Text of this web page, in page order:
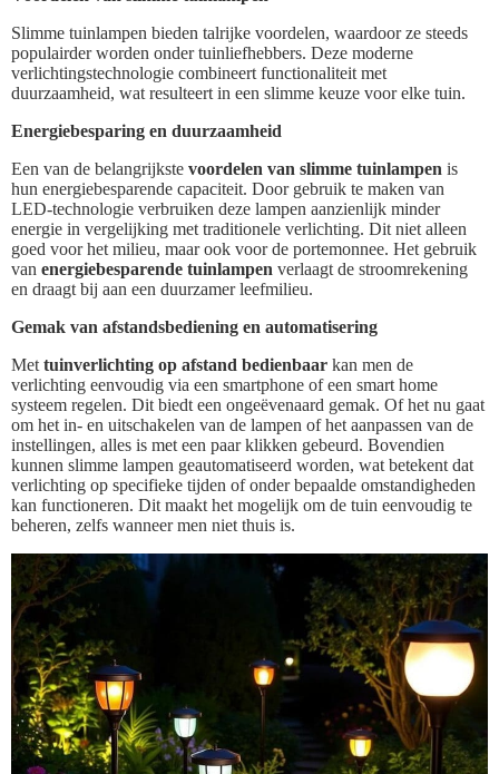
Slimme tuinlampen bieden talrijke voordelen, waardoor ze steeds
populairder worden onder tuinliefhebbers. Deze moderne
verlichtingstechnologie combineert functionaliteit met
duurzaamheid, wat resulteert in een slimme keuze voor elke tuin.
Energiebesparing en duurzaamheid
Een van de belangrijkste voordelen van slimme tuinlampen is
hun energiebesparende capaciteit. Door gebruik te maken van
LED-technologie verbruiken deze lampen aanzienlijk minder
energie in vergelijking met traditionele verlichting. Dit niet alleen
goed voor het milieu, maar ook voor de portemonnee. Het gebruik
van energiebesparende tuinlampen verlaagt de stroomrekening
en draagt bij aan een duurzamer leefmilieu.
Gemak van afstandsbediening en automatisering
Met tuinverlichting op afstand bedienbaar kan men de
verlichting eenvoudig via een smartphone of een smart home
systeem regelen. Dit biedt een ongeëvenaard gemak. Of het nu gaat
om het in- en uitschakelen van de lampen of het aanpassen van de
instellingen, alles is met een paar klikken gebeurd. Bovendien
kunnen slimme lampen geautomatiseerd worden, wat betekent dat
verlichting op specifieke tijden of onder bepaalde omstandigheden
kan functioneren. Dit maakt het mogelijk om de tuin eenvoudig te
beheren, zelfs wanneer men niet thuis is.